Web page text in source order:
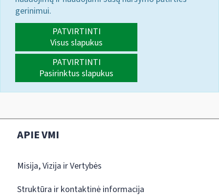
gerinimui.
PATVIRTINTI
Visus slapukus
PATVIRTINTI
Pasirinktus slapukus
APIE VMI
Misija, Vizija ir Vertybės
Struktūra ir kontaktinė informacija